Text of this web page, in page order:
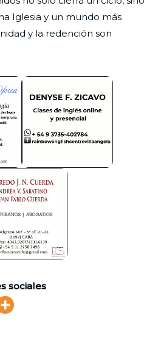
Iglesia y un mundo más
y la redención son
sociales